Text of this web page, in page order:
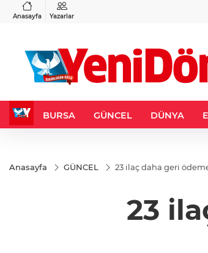
Anasayfa Yazarlar
BURSA GÜNCEL DÜNYA
Anasayfa GÜNCEL 23 ilaç daha geri
23